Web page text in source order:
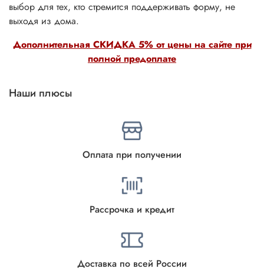
Дополнительная СКИДКА 5% от цены на сайте при
полной предоплате
выбор для тех, кто стремится поддерживать форму, не
выходя из дома.
Наши плюсы
Оплата при получении
Рассрочка и кредит
Доставка по всей России